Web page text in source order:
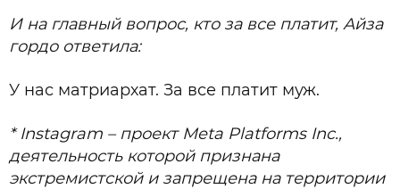
И на главный вопрос, кто за все платит, Айза
гордо ответила:
У нас матриархат. За все платит муж.
* Instagram – проект Meta Platforms Inc.,
деятельность которой признана
экстремистской и запрещена на территории